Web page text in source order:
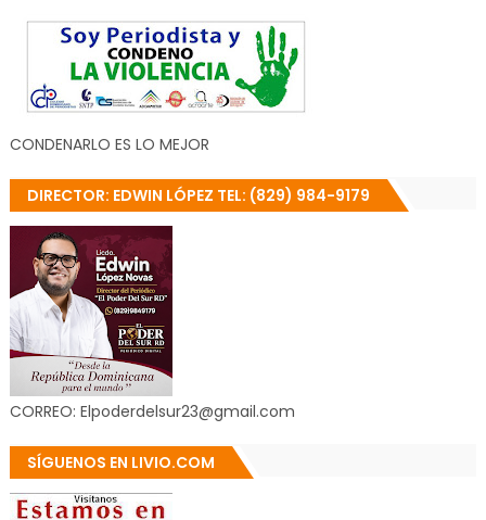
CONDENARLO ES LO MEJOR
DIRECTOR: EDWIN LÓPEZ TEL: (829) 984-9179
CORREO: Elpoderdelsur23@gmail.com
SÍGUENOS EN LIVIO.COM